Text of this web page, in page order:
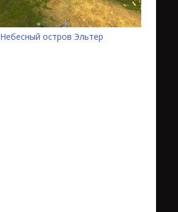
Небесный остров Эльтер